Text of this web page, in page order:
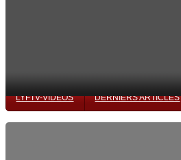
LYFTV-VIDÉOS DERNIERS ARTICLES